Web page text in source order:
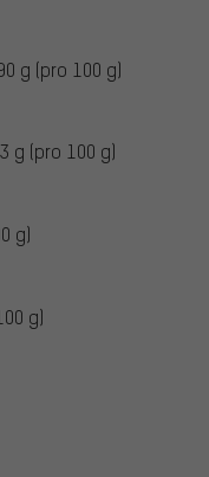
g (pro 100 g)
g (pro 100 g)
g)
g)